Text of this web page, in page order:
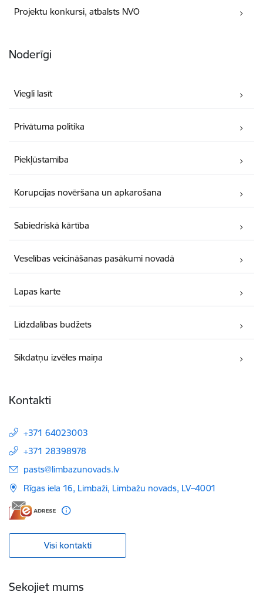
Projektu konkursi, atbalsts NVO
Noderīgi
Viegli lasīt
Privātuma politika
Piekļūstamība
Korupcijas novēršana un apkarošana
Sabiedriskā kārtība
Veselības veicināšanas pasākumi novadā
Lapas karte
Līdzdalības budžets
Sīkdatņu izvēles maiņa
Kontakti
+371 64023003
+371 28398978
E-pasts:
pasts@limbazunovads.lv
Rīgas iela 16, Limbaži, Limbažu novads, LV–4001
Visi kontakti
Sekojiet mums